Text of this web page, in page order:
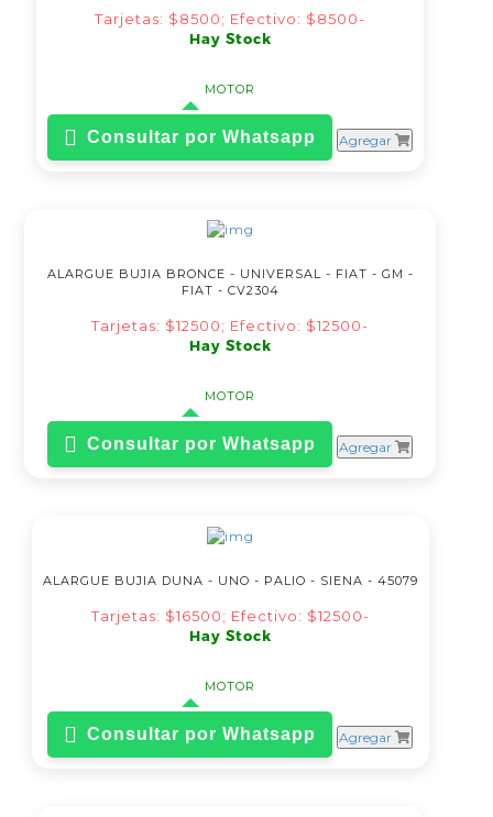
Tarjetas: $8500; Efectivo: $8500-
Hay Stock
MOTOR
Consultar por Whatsapp Agregar
ALARGUE BUJIA BRONCE - UNIVERSAL - FIAT - GM -
FIAT - CV2304
Tarjetas: $12500; Efectivo: $12500-
Hay Stock
MOTOR
Consultar por Whatsapp Agregar
ALARGUE BUJIA DUNA - UNO - PALIO - SIENA - 45079
Tarjetas: $16500; Efectivo: $12500-
Hay Stock
MOTOR
Consultar por Whatsapp Agregar